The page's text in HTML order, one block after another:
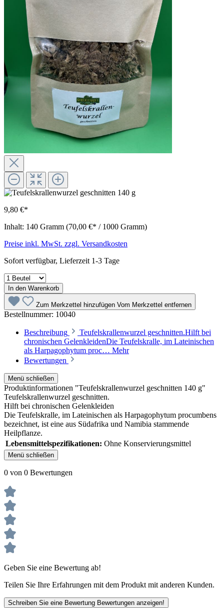
9,80 €*
Inhalt: 140 Gramm (70,00 €* / 1000 Gramm)
Preise inkl. MwSt. zzgl. Versandkosten
Sofort verfügbar, Lieferzeit 1-3 Tage
In den Warenkorb
Zum Merkzettel hinzufügen Vom Merkzettel entfernen
Bestellnummer: 10040
Beschreibung
Teufelskrallenwurzel geschnitten.Hilft bei
chronischen GelenkleidenDie Teufelskralle, im Lateinischen
als Harpagophytum proc… Mehr
Bewertungen
Menü schließen
Produktinformationen "Teufelskrallenwurzel geschnitten 140 g"
Teufelskrallenwurzel geschnitten.
Hilft bei chronischen Gelenkleiden
Die Teufelskralle, im Lateinischen als Harpagophytum procumbens
bezeichnet, ist eine aus Südafrika und Namibia stammende
Heilpflanze.
Lebensmittelspezifikationen: Ohne Konservierungsmittel
Menü schließen
0 von 0 Bewertungen
Geben Sie eine Bewertung ab!
Teilen Sie Ihre Erfahrungen mit dem Produkt mit anderen Kunden.
Schreiben Sie eine Bewertung Bewertungen anzeigen!